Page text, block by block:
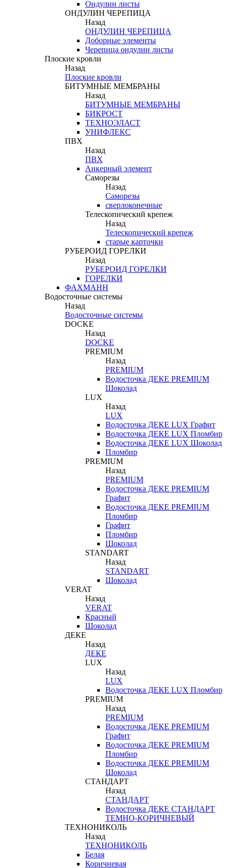
Ондулин листы
ОНДУЛИН ЧЕРЕПИЦА
Назад
ОНДУЛИН ЧЕРЕПИЦА
Доборные элементы
Черепица ондулин листы
Плоские кровли
Назад
Плоские кровли
БИТУМНЫЕ МЕМБРАНЫ
Назад
БИТУМНЫЕ МЕМБРАНЫ
БИКРОСТ
ТЕХНОЭЛАСТ
УНИФЛЕКС
ПВХ
Назад
ПВХ
Анкерный элемент
Саморезы
Назад
Саморезы
сверлоконечные
Телескопический крепеж
Назад
Телескопический крепеж
старые карточки
РУБЕРОИД ГОРЕЛКИ
Назад
РУБЕРОИД ГОРЕЛКИ
ГОРЕЛКИ
ФАХМАНН
Водосточные системы
Назад
Водосточные системы
DOCKE
Назад
DOCKE
PREMIUM
Назад
PREMIUM
Водосточка ДЕКЕ PREMIUM
Шоколад
LUX
Назад
LUX
Водосточка ДЕКЕ LUX Графит
Водосточка ДЕКЕ LUX Пломбир
Водосточка ДЕКЕ LUX Шоколад
Пломбир
PREMIUM
Назад
PREMIUM
Водосточка ДЕКЕ PREMIUM
Графит
Водосточка ДЕКЕ PREMIUM
Пломбир
Графит
Пломбир
Шоколад
STANDART
Назад
STANDART
Шоколад
VERAT
Назад
VERAT
Красный
Шоколад
ДЕКЕ
Назад
ДЕКЕ
LUX
Назад
LUX
Водосточка ДЕКЕ LUX Пломбир
PREMIUM
Назад
PREMIUM
Водосточка ДЕКЕ PREMIUM
Графит
Водосточка ДЕКЕ PREMIUM
Пломбир
Водосточка ДЕКЕ PREMIUM
Шоколад
СТАНДАРТ
Назад
СТАНДАРТ
Водосточка ДЕКЕ СТАНДАРТ
ТЕМНО-КОРИЧНЕВЫЙ
ТЕХНОНИКОЛЬ
Назад
ТЕХНОНИКОЛЬ
Белая
Коричневая